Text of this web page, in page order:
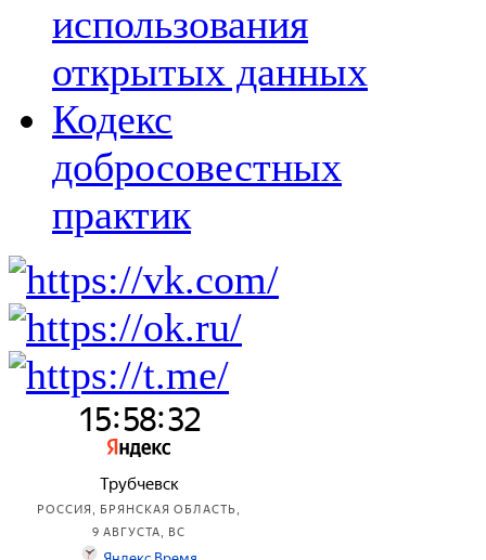
использования
открытых данных
Кодекс
добросовестных
практик